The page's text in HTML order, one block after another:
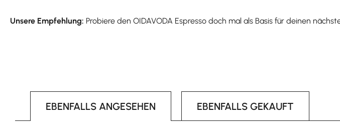
Unsere Empfehlung: Probiere den OIDAVODA Espresso doch mal als Basis für deinen
EBENFALLS ANGESEHEN EBENFALLS GEKAUFT